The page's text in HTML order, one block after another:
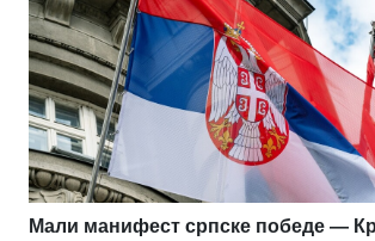
Мали манифест српске победе —